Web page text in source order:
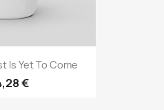
Is Yet To Come
€